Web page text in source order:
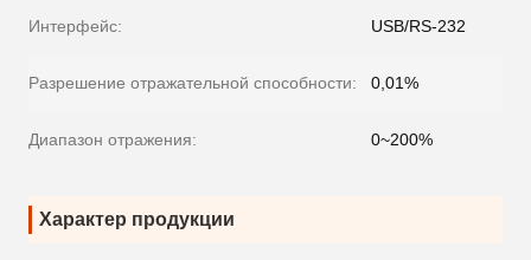
Интерфейс: USB/RS-232
Разрешение отражательной способности: 0,01%
Диапазон отражения: 0~200%
Характер продукции